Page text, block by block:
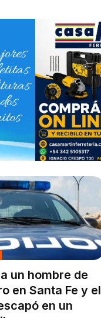
un hombre de
en Santa Fe y el
en un